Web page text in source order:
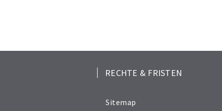
RECHTE & FRISTEN
Sitemap